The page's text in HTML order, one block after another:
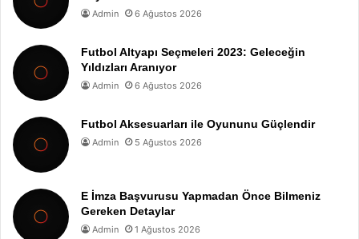
Admin 6 Ağustos 2026
Futbol Altyapı Seçmeleri 2023: Geleceğin
Yıldızları Aranıyor
Admin 6 Ağustos 2026
Futbol Aksesuarları ile Oyununu Güçlendir
Admin 5 Ağustos 2026
E İmza Başvurusu Yapmadan Önce Bilmeniz
Gereken Detaylar
Admin 1 Ağustos 2026